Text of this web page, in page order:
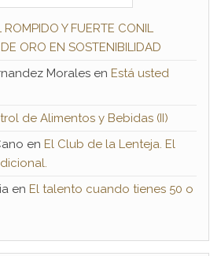
ROMPIDO Y FUERTE CONIL
ORO EN SOSTENIBILIDAD
Morales en Está usted
de Alimentos y Bebidas (II)
en El Club de la Lenteja. El
en El talento cuando tienes 50 o